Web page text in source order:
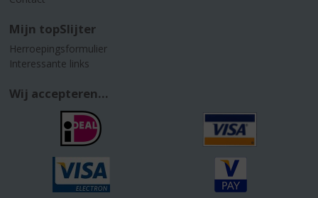
Mijn topSlijter
Herroepingsformulier
Interessante links
Wij accepteren...